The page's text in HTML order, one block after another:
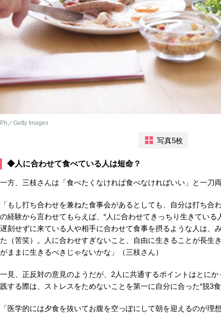
Ph／Getty Images
写真5枚
◆人に合わせて食べている人は短命？
一方、三枝さんは「食べたくなければ食べなければいい」と一刀
「もし打ち合わせを兼ねた食事会があるとしても、自分は打ち合
の経験から言わせてもらえば、“人に合わせてきっちり生きている
遅刻せずに来ている人や相手に合わせて食事を摂るような人は、
た（苦笑）。人に合わせすぎないこと、自由に生きることが長生
がままに生きるべきじゃないかな」（三枝さん）
一見、正反対の意見のようだが、2人に共通するポイントはとに
践する際は、ストレスをためないことを第一に自分に合った“脱3
「医学的には夕食を抜いてお腹を空っぽにして朝を迎えるのが理